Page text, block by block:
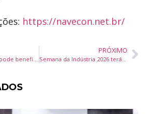
https://navecon.net.br/
PRÓXIMO